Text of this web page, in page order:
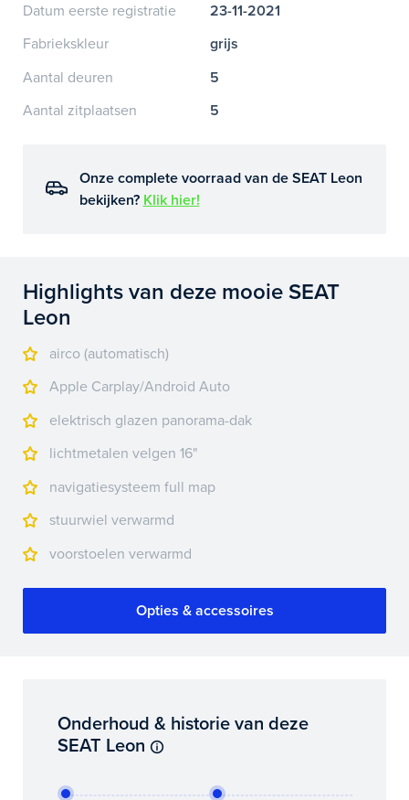
Datum eerste registratie
23-11-2021
Fabriekskleur
grijs
Aantal deuren
5
Aantal zitplaatsen
5
Onze complete voorraad van de SEAT Leon
bekijken? Klik hier!
Highlights van deze mooie SEAT
Leon
airco (automatisch)
Apple Carplay/Android Auto
elektrisch glazen panorama-dak
lichtmetalen velgen 16"
navigatiesysteem full map
stuurwiel verwarmd
voorstoelen verwarmd
Opties & accessoires
Onderhoud & historie van deze
SEAT Leon